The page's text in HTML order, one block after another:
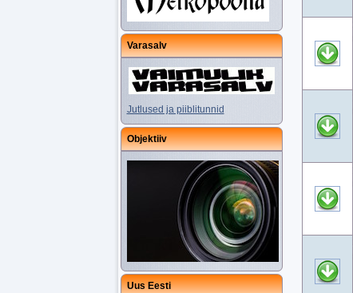
Varasalv
Jutlused ja piiblitunnid
Objektiiv
Uus Eesti